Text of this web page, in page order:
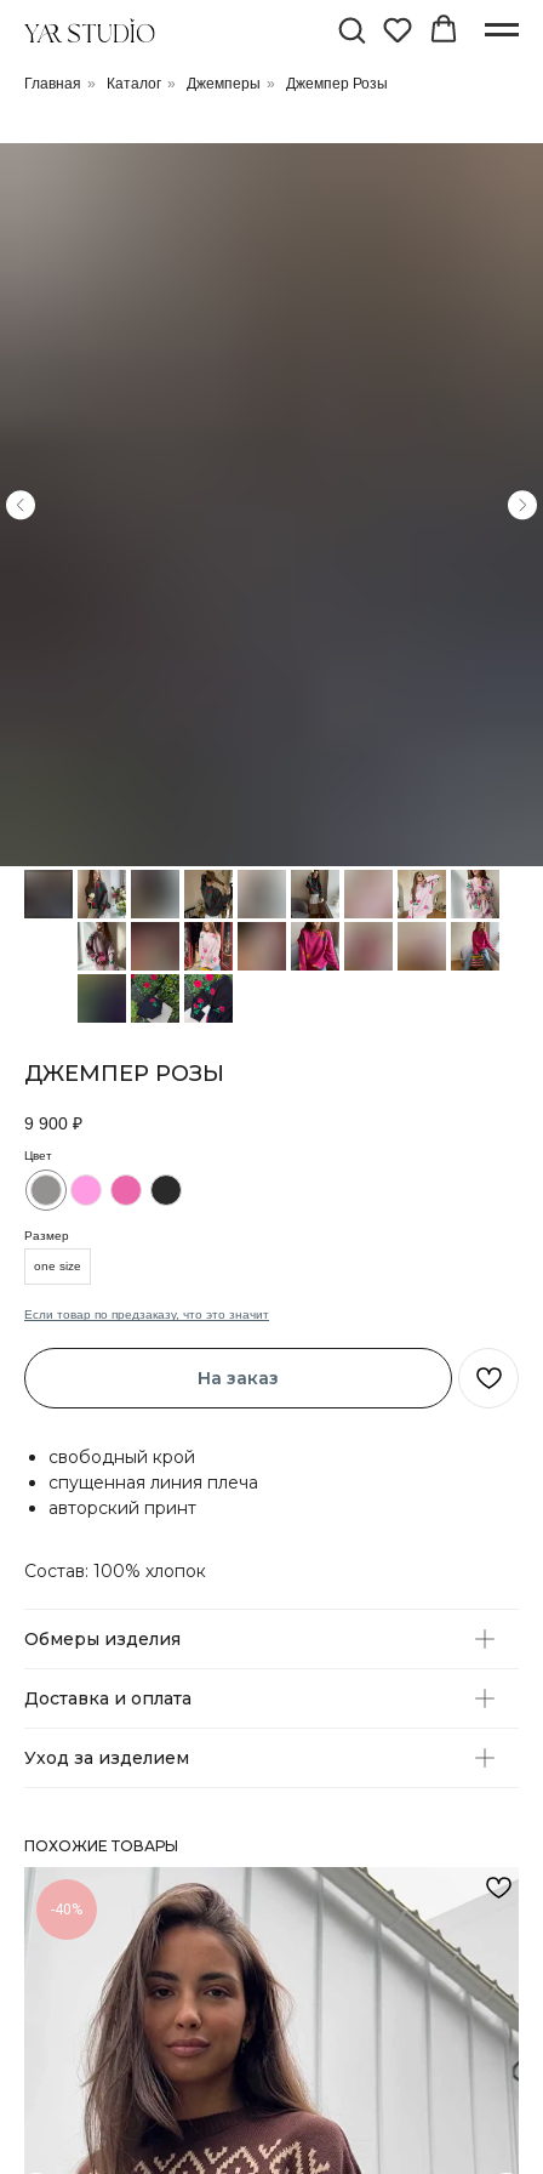
Главная » Каталог » Джемперы » Джемпер Розы
ДЖЕМПЕР РОЗЫ
9 900 ₽
Цвет
Размер
one size
Если товар по предзаказу, что это значит
На заказ
свободный крой
спущенная линия плеча
авторский принт
Состав: 100% хлопок
Обмеры изделия
Доставка и оплата
Уход за изделием
ПОХОЖИЕ ТОВАРЫ
-40%